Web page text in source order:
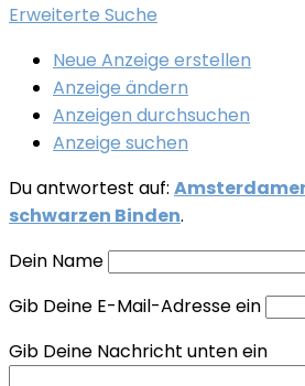
Erweiterte Suche
Neue Anzeige erstellen
Anzeige ändern
Anzeigen durchsuchen
Anzeige suchen
Du antwortest auf:
schwarzen Binden.
Dein Name
Gib Deine E-Mail-Adresse ein
Gib Deine Nachricht unten ein